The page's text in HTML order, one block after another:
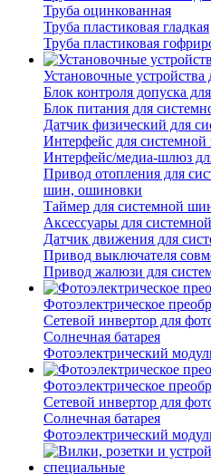
Труба оцинкованная
Труба пластиковая гладкая
Труба пластиковая
Установочные
Блок контроля допуска
Блок питания для
Датчик физический для
Интерфейс для
Интерфейс/медиа-шлюз
Привод отопления для
шин, ошиновки
Таймер для системной
Аксессуары для
Датчик движения для
Привод выключателя
Привод жалюзи для
Фотоэлектрическое
Сетевой инвертор для
Солнечная батарея
Фотоэлектрический
Фотоэлектрическое
Сетевой инвертор для
Солнечная батарея
Фотоэлектрический